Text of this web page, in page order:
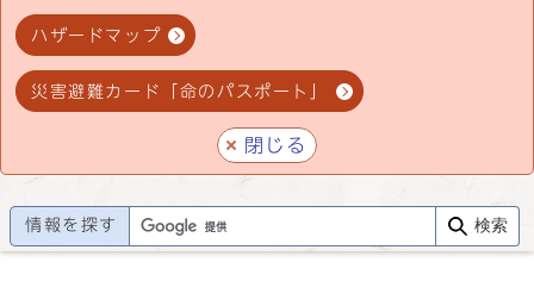
ハザードマップ
災害避難カード「命のパスポート」
閉じる
情報を探す 検索